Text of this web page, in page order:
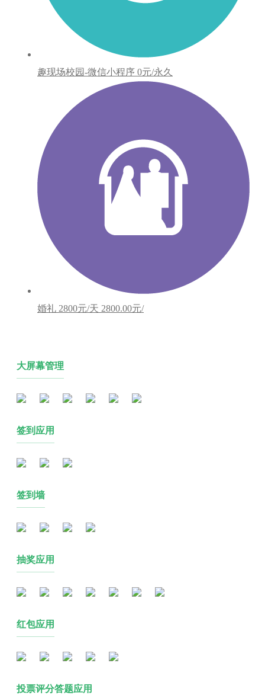
趣现场校园-微信小程序 0元/永久
婚礼 2800元/天 2800.00元/
大屏幕管理
签到应用
签到墙
抽奖应用
红包应用
投票评分答题应用